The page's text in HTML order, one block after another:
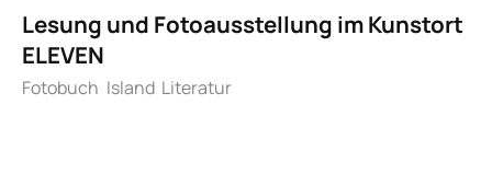
Lesung und Fotoausstellung im Kunstort
ELEVEN
Fotobuch Island Literatur